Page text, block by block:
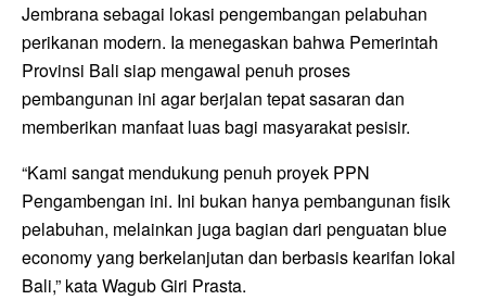
Jembrana sebagai lokasi pengembangan pelabuhan
perikanan modern. Ia menegaskan bahwa Pemerintah
Provinsi Bali siap mengawal penuh proses
pembangunan ini agar berjalan tepat sasaran dan
memberikan manfaat luas bagi masyarakat pesisir.
“Kami sangat mendukung penuh proyek PPN
Pengambengan ini. Ini bukan hanya pembangunan fisik
pelabuhan, melainkan juga bagian dari penguatan blue
economy yang berkelanjutan dan berbasis kearifan lokal
Bali,” kata Wagub Giri Prasta.